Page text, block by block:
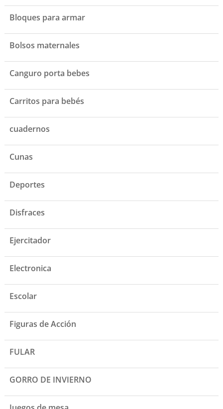
Bloques para armar
Bolsos maternales
Canguro porta bebes
Carritos para bebés
cuadernos
Cunas
Deportes
Disfraces
Ejercitador
Electronica
Escolar
Figuras de Acción
FULAR
GORRO DE INVIERNO